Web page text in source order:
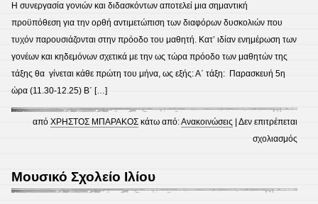
Η συνεργασία γονιών και διδασκόντων αποτελεί μια σημαντική
προϋπόθεση για την ορθή αντιμετώπιση των διαφόρων δυσκολιών που
τυχόν παρουσιάζονται στην πρόοδο του μαθητή. Κατ’ ιδίαν ενημέρωση των
γονέων και κηδεμόνων σχετικά με την ως τώρα πρόοδο των μαθητών της
τάξης θα γίνεται κάθε πρώτη του μήνα, ως εξής: Α΄ τάξη: Παρασκευή 5η
ώρα (11.30-12.25) Β΄ […]
απόΧΡΗΣΤΟΣ ΜΠΑΡΑΚΟΣ κάτω από:Ανακοινώσεις |Δεν επιτρέπεται
σχολιασμός
Μουσικό Σχολείο Ιλίου